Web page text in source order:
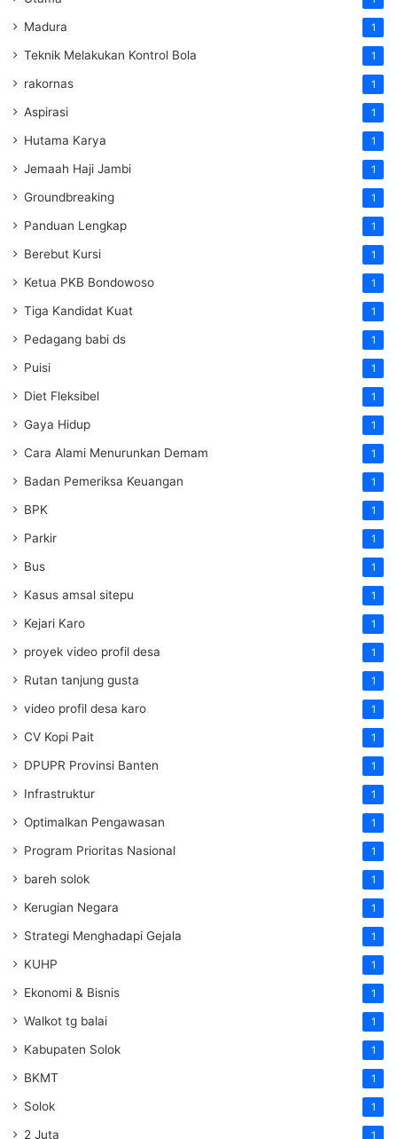
Madura 1
Teknik Melakukan Kontrol Bola 1
rakornas 1
Aspirasi 1
Hutama Karya 1
Jemaah Haji Jambi 1
Groundbreaking 1
Panduan Lengkap 1
Berebut Kursi 1
Ketua PKB Bondowoso 1
Tiga Kandidat Kuat 1
Pedagang babi ds 1
Puisi 1
Diet Fleksibel 1
Gaya Hidup 1
Cara Alami Menurunkan Demam 1
Badan Pemeriksa Keuangan 1
BPK 1
Parkir 1
Bus 1
Kasus amsal sitepu 1
Kejari Karo 1
proyek video profil desa 1
Rutan tanjung gusta 1
video profil desa karo 1
CV Kopi Pait 1
DPUPR Provinsi Banten 1
Infrastruktur 1
Optimalkan Pengawasan 1
Program Prioritas Nasional 1
bareh solok 1
Kerugian Negara 1
Strategi Menghadapi Gejala 1
KUHP 1
Ekonomi & Bisnis 1
Walkot tg balai 1
Kabupaten Solok 1
BKMT 1
Solok 1
2 Juta 1